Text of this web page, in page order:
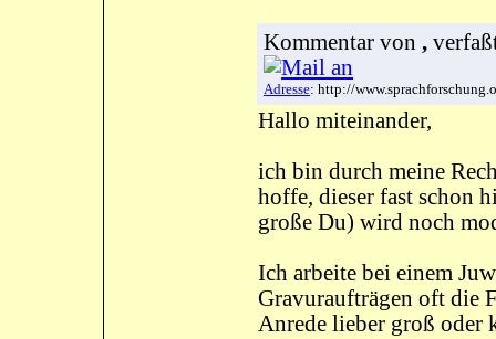
Kommentar von ,
Adresse: http://
Hallo miteinander,
ich bin durch meine
hoffe, dieser fast schon
große Du) wird noch
Ich arbeite bei einem
Gravuraufträgen oft die
Anrede lieber groß oder